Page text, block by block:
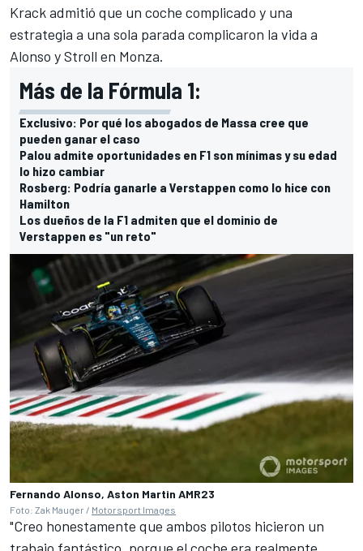
Krack admitió que un coche complicado y una
estrategia a una sola parada complicaron la vida a
Alonso y Stroll en Monza.
Más de la Fórmula 1:
Exclusivo: Por qué los abogados de Massa cree que
pueden ganar el caso
Palou admite oportunidades en F1 son mínimas y su edad
lo hizo cambiar
Rosberg: Podría ganarle a Verstappen como lo hice con
Hamilton
Los dueños de la F1 admiten que el dominio de
Verstappen es "un reto"
Fernando Alonso, Aston Martin AMR23
Foto: Zak Mauger / Motorsport Images
"Creo honestamente que ambos pilotos hicieron un